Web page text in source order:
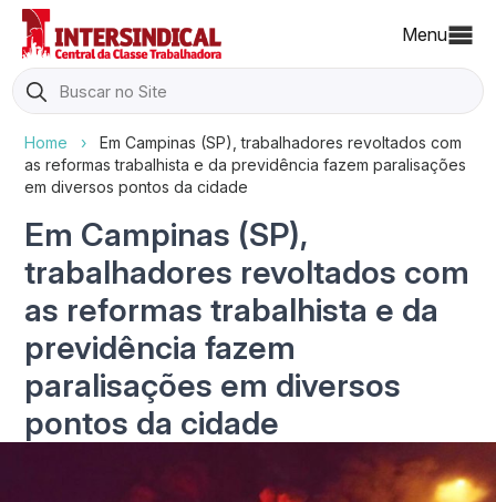
Menu
Search
for:
Home ›
Em Campinas (SP), trabalhadores revoltados com
as reformas trabalhista e da previdência fazem paralisações
em diversos pontos da cidade
Em Campinas (SP),
trabalhadores revoltados com
as reformas trabalhista e da
previdência fazem
paralisações em diversos
pontos da cidade